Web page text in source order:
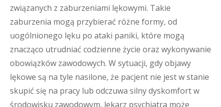
związanych z zaburzeniami lękowymi. Takie
zaburzenia mogą przybierać różne formy, od
uogólnionego lęku po ataki paniki, które mogą
znacząco utrudniać codzienne życie oraz wykonywanie
obowiązków zawodowych. W sytuacji, gdy objawy
lękowe są na tyle nasilone, że pacjent nie jest w stanie
skupić się na pracy lub odczuwa silny dyskomfort w
środowisku zawodowym, lekarz psychiatra może